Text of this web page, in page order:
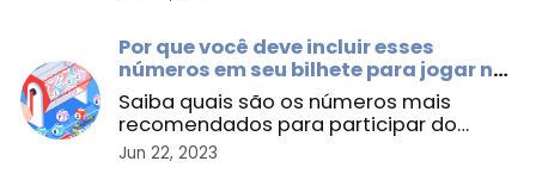
Por que você deve incluir esses
números em seu bilhete para jogar na
Quina de São João
Saiba quais são os números mais
recomendados para participar do
sorteio especial de R$ 200 milhões
Jun 22, 2023